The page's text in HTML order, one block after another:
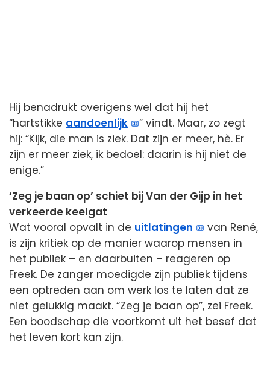
Hij benadrukt overigens wel dat hij het
“hartstikke aandoenlijk
” vindt. Maar, zo zegt
hij: “Kijk, die man is ziek. Dat zijn er meer, hè. Er
zijn er meer ziek, ik bedoel: daarin is hij niet de
enige.”
‘Zeg je baan op’ schiet bij Van der Gijp in het
verkeerde keelgat
Wat vooral opvalt in de uitlatingen
van René,
is zijn kritiek op de manier waarop mensen in
het publiek – en daarbuiten – reageren op
Freek. De zanger moedigde zijn publiek tijdens
een optreden aan om werk los te laten dat ze
niet gelukkig maakt. “Zeg je baan op”, zei Freek.
Een boodschap die voortkomt uit het besef dat
het leven kort kan zijn.